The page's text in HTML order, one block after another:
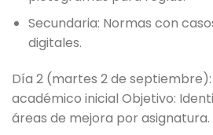
Secundaria: Normas con
digitales.
Día 2 (martes 2 de
académico inicial Objetivo:
áreas de mejora por asignatura.